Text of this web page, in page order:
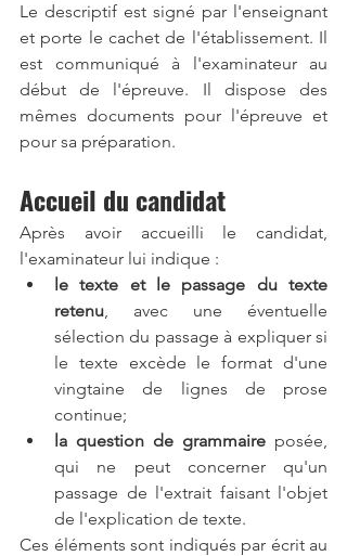
Le descriptif est signé par l'enseignant
et porte le cachet de l'établissement. Il
est communiqué à l'examinateur au
début de l'épreuve. Il dispose des
mêmes documents pour l'épreuve et
pour sa préparation.
Accueil du candidat
Après avoir accueilli le candidat,
l'examinateur lui indique :
le texte et le passage du texte
retenu, avec une éventuelle
sélection du passage à expliquer si
le texte excède le format d'une
vingtaine de lignes de prose
continue;
la question de grammaire posée,
qui ne peut concerner qu'un
passage de l'extrait faisant l'objet
de l'explication de texte.
Ces éléments sont indiqués par écrit au